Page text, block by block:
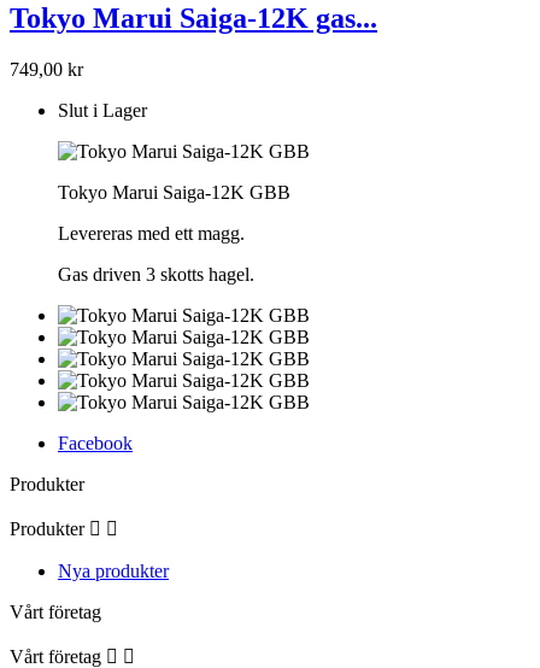
Tokyo Marui Saiga-12K gas...
749,00 kr
Slut i Lager
Tokyo Marui Saiga-12K GBB
Levereras med ett magg.
Gas driven 3 skotts hagel.
Facebook
Produkter
Produkter  
Nya produkter
Vårt företag
Vårt företag  